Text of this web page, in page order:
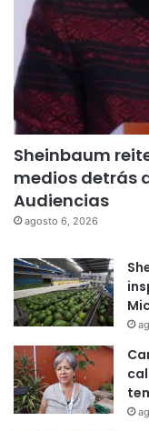
Sheinbaum
medios detrás
Audiencias
agosto 6, 2026